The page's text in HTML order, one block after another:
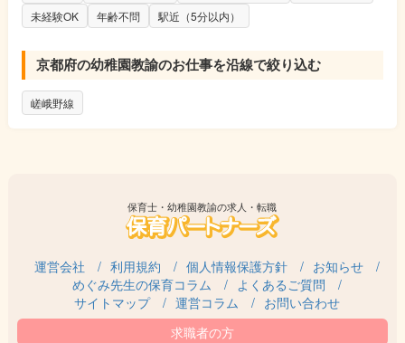
未経験OK
年齢不問 駅近（5分以内）
京都府の幼稚園教諭のお仕事を沿線で絞り込む
嵯峨野線
保育士・幼稚園教諭の求人・転職
運営会社 利用規約 個人情報保護方針
お知らせ
めぐみ先生の保育コラム
よくあるご質問
サイトマップ
運営コラム お問い合わせ